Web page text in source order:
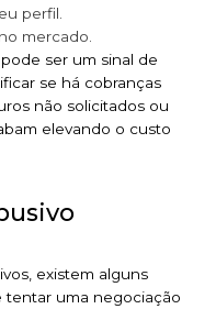
perfil.
mercado.
ser um sinal de
se há cobranças
não solicitados ou
elevando o custo
existem alguns
tentar uma negociação